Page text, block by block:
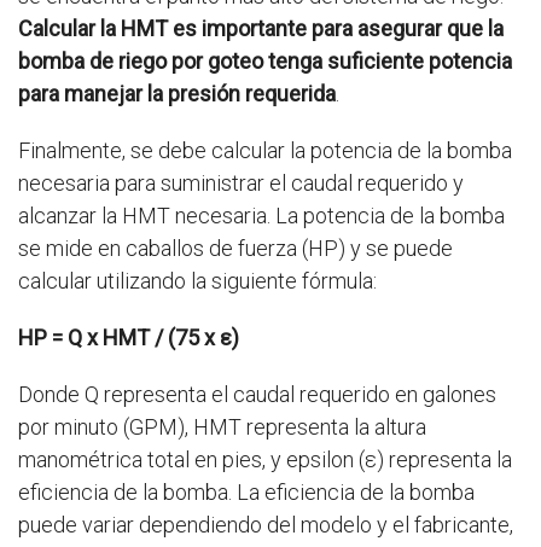
Calcular la HMT es importante para asegurar que la
bomba de riego por goteo tenga suficiente potencia
para manejar la presión requerida
Finalmente, se debe calcular la potencia de la bomba
necesaria para suministrar el caudal requerido y
alcanzar la HMT necesaria. La potencia de la bomba
se mide en caballos de fuerza (HP) y se puede
calcular utilizando la siguiente fórmula:
HP = Q x HMT / (75 x ε)
Donde Q representa el caudal requerido en galones
por minuto (GPM), HMT representa la altura
manométrica total en pies, y epsilon (ε) representa la
eficiencia de la bomba. La eficiencia de la bomba
puede variar dependiendo del modelo y el fabricante,